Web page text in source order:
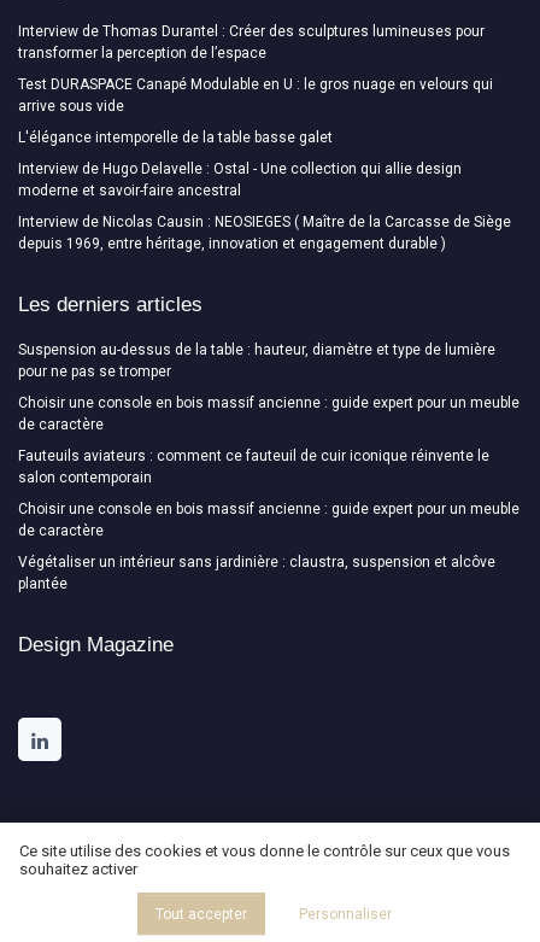
Interview de Thomas Durantel : Créer des sculptures lumineuses pour
transformer la perception de l’espace
Test DURASPACE Canapé Modulable en U : le gros nuage en velours qui
arrive sous vide
L'élégance intemporelle de la table basse galet
Interview de Hugo Delavelle : Ostal - Une collection qui allie design
moderne et savoir-faire ancestral
Interview de Nicolas Causin : NEOSIEGES ( Maître de la Carcasse de Siège
depuis 1969, entre héritage, innovation et engagement durable )
Les derniers articles
Suspension au-dessus de la table : hauteur, diamètre et type de lumière
pour ne pas se tromper
Choisir une console en bois massif ancienne : guide expert pour un meuble
de caractère
Fauteuils aviateurs : comment ce fauteuil de cuir iconique réinvente le
salon contemporain
Choisir une console en bois massif ancienne : guide expert pour un meuble
de caractère
Végétaliser un intérieur sans jardinière : claustra, suspension et alcôve
plantée
Design Magazine
Mentions légales
© Design Magazine 2026
Ce site utilise des cookies et vous donne le contrôle sur ceux que vous
souhaitez activer
Tout accepter Personnaliser